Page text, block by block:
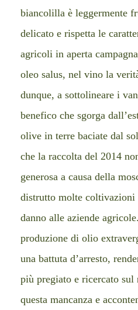
biancolilla è leggermente
delicato e rispetta le
agricoli in aperta
oleo salus, nel vino la
dunque, a sottolineare i
benefico che sgorga
olive in terre baciate dal
che la raccolta del 2014
generosa a causa della
distrutto molte coltivazioni
danno alle aziende
produzione di olio
una battuta d’arresto,
più pregiato e ricercato sul
questa mancanza e